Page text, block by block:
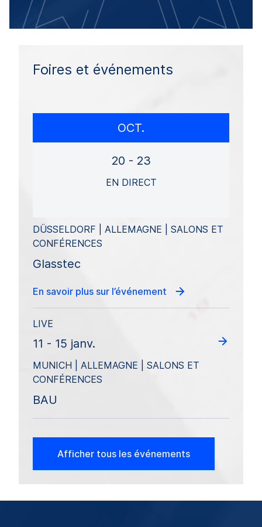
Foires et événements
OCT.
20 - 23
EN DIRECT
DÜSSELDORF | ALLEMAGNE | SALONS ET
CONFÉRENCES
Glasstec
En savoir plus sur l’événement
LIVE
11 - 15 janv.
MUNICH | ALLEMAGNE | SALONS ET
CONFÉRENCES
BAU
Afficher tous les événements